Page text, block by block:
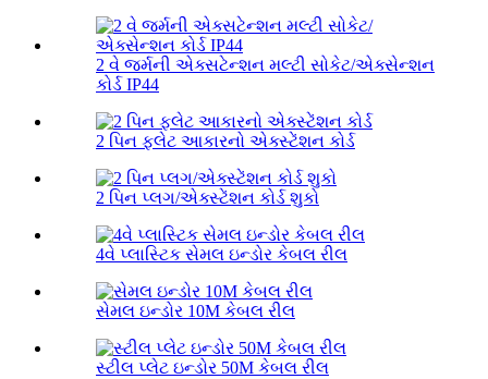
2 વે જર્મની એક્સટેન્શન મલ્ટી સોકેટ/એક્સેન્શન
કોર્ડ IP44
2 પિન ફ્લેટ આકારનો એક્સ્ટેંશન કોર્ડ
2 પિન પ્લગ/એક્સ્ટેંશન કોર્ડ શુકો
4વે પ્લાસ્ટિક સેમલ ઇન્ડોર કેબલ રીલ
સેમલ ઇન્ડોર 10M કેબલ રીલ
સ્ટીલ પ્લેટ ઇન્ડોર 50M કેબલ રીલ